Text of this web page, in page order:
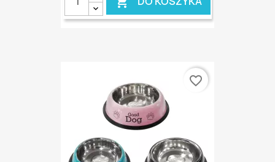
favorite_border